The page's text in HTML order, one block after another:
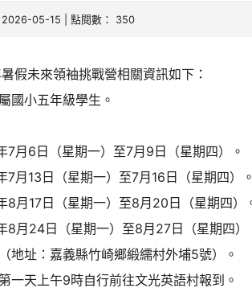
2026-05-15 | 點閱數： 350
假未來領袖挑戰營相關資訊如下：
國小五年級學生。
7月6日（星期一）至7月9日（星期四）。
7月13日（星期一）至7月16日（星期四）。
8月17日（星期一）至8月20日（星期四）
8月24日（星期一）至8月27日（星期四）
地址：嘉義縣竹崎鄉緞繻村外埔5號）。
一天上午9時自行前往文光英語村報到。